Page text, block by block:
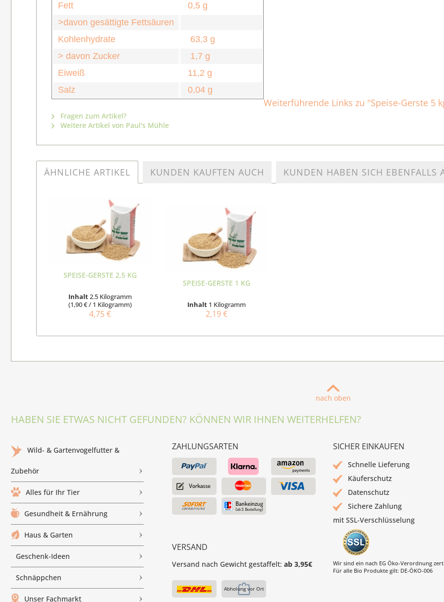
Fett
0,5 g
>davon gesättigte Fettsäuren
Kohlenhydrate
63,3 g
> davon Zucker
1,7 g
Eiweiß
11,2 g
Salz
0,04 g
Weiterführende Links zu "Speise-Gerste 5
Fragen zum Artikel?
Weitere Artikel von Paul's Mühle
ÄHNLICHE ARTIKEL KUNDEN KAUFTEN AUCH KUNDEN HABEN SICH EBENFALLS
SPEISE-GERSTE 2,5 KG
Inhalt2.5 Kilogramm
(1,90 € / 1 Kilogramm)
4,75 €
SPEISE-GERSTE 1 KG
Inhalt 1 Kilogramm
2,19 €
nach oben
HABEN SIE ETWAS NICHT GEFUNDEN? KÖNNEN WIR IHNEN WEITERHELFEN?
Wild- & Gartenvogelfutter &
Zubehör
Alles für Ihr Tier
Gesundheit & Ernährung
Haus & Garten
Geschenk-Ideen
Schnäppchen
Unser Fachmarkt
ZAHLUNGSARTEN
VERSAND
Versand nach Gewicht gestaffelt: ab 3,95€
Abholung vor Ort
SICHER EINKAUFEN
Schnelle Lieferung
Käuferschutz
Datenschutz
Sichere Zahlung
mit SSL-Verschlüsselung
Wir sind ein nach EG Öko-Verordnung
Für alle Bio Produkte gilt: DE-ÖKO-006